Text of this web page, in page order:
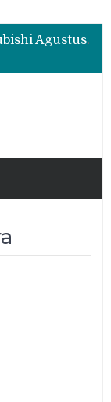
Bukan Cuma Layar 14,6 Inci, Ini Fitur Pintar Changan Nevo Q05 yang Dibanderol Rp309 Juta
Promo Servis Mitsubishi Agustus 2026, Ada Diskon ESP dan Bodi & Cat Kilau Merdeka
Bukan Cuma Layar 14,6 Inci, Ini Fitur Pintar Changan Nevo Q05 yang Dibanderol Rp309 Juta